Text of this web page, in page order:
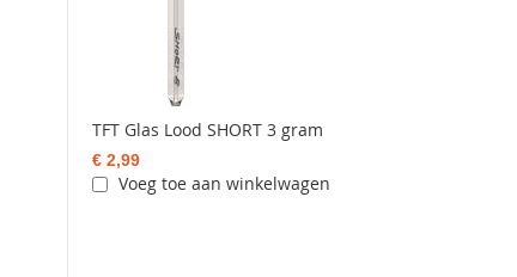
TFT Glas Lood SHORT 3 gram
€ 2,99
Voeg toe aan winkelwagen